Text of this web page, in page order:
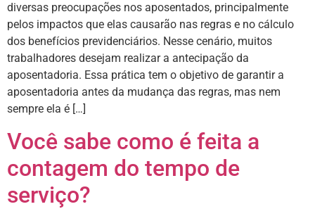
diversas preocupações nos aposentados, principalmente
pelos impactos que elas causarão nas regras e no cálculo
dos benefícios previdenciários. Nesse cenário, muitos
trabalhadores desejam realizar a antecipação da
aposentadoria. Essa prática tem o objetivo de garantir a
aposentadoria antes da mudança das regras, mas nem
sempre ela é […]
Você sabe como é feita a
contagem do tempo de
serviço?